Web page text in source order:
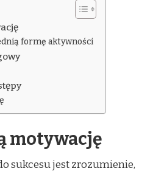
formę aktywności
motywację
sukcesu jest zrozumienie,